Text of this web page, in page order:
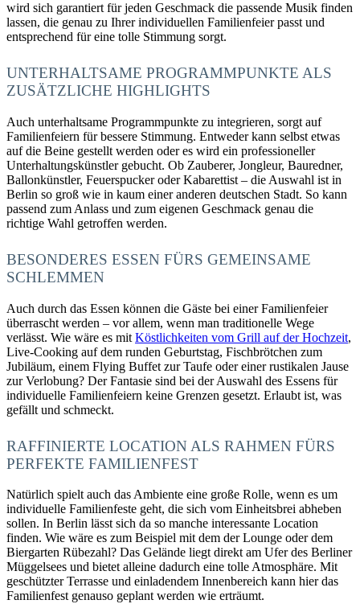
wird sich garantiert für jeden Geschmack die passende Musik finden
lassen, die genau zu Ihrer individuellen Familienfeier passt und
entsprechend für eine tolle Stimmung sorgt.
UNTERHALTSAME PROGRAMMPUNKTE ALS
ZUSÄTZLICHE HIGHLIGHTS
Auch unterhaltsame Programmpunkte zu integrieren, sorgt auf
Familienfeiern für bessere Stimmung. Entweder kann selbst etwas
auf die Beine gestellt werden oder es wird ein professioneller
Unterhaltungskünstler gebucht. Ob Zauberer, Jongleur, Bauredner,
Ballonkünstler, Feuerspucker oder Kabarettist – die Auswahl ist in
Berlin so groß wie in kaum einer anderen deutschen Stadt. So kann
passend zum Anlass und zum eigenen Geschmack genau die
richtige Wahl getroffen werden.
BESONDERES ESSEN FÜRS GEMEINSAME
SCHLEMMEN
Auch durch das Essen können die Gäste bei einer Familienfeier
überrascht werden – vor allem, wenn man traditionelle Wege
verlässt. Wie wäre es mit Köstlichkeiten vom Grill auf der Hochzeit,
Live-Cooking auf dem runden Geburtstag, Fischbrötchen zum
Jubiläum, einem Flying Buffet zur Taufe oder einer rustikalen Jause
zur Verlobung? Der Fantasie sind bei der Auswahl des Essens für
individuelle Familienfeiern keine Grenzen gesetzt. Erlaubt ist, was
gefällt und schmeckt.
RAFFINIERTE LOCATION ALS RAHMEN FÜRS
PERFEKTE FAMILIENFEST
Natürlich spielt auch das Ambiente eine große Rolle, wenn es um
individuelle Familienfeste geht, die sich vom Einheitsbrei abheben
sollen. In Berlin lässt sich da so manche interessante Location
finden. Wie wäre es zum Beispiel mit dem der Lounge oder dem
Biergarten Rübezahl? Das Gelände liegt direkt am Ufer des Berliner
Müggelsees und bietet alleine dadurch eine tolle Atmosphäre. Mit
geschützter Terrasse und einladendem Innenbereich kann hier das
Familienfest genauso geplant werden wie erträumt.